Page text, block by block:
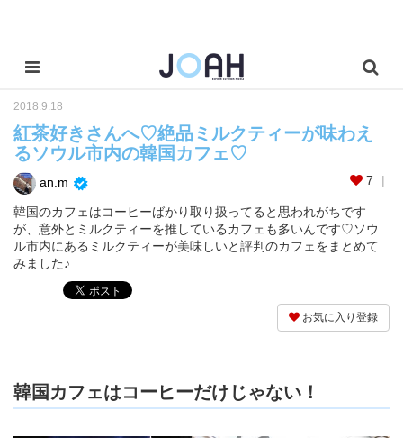
2018.9.18
紅茶好きさんへ♡絶品ミルクティーが味わえ
るソウル市内の韓国カフェ♡
an.m 7
韓国のカフェはコーヒーばかり取り扱ってると思われがちです
が、意外とミルクティーを推しているカフェも多いんです♡ソウ
ル市内にあるミルクティーが美味しいと評判のカフェをまとめて
みました♪
お気に入り登録
韓国カフェはコーヒーだけじゃない！